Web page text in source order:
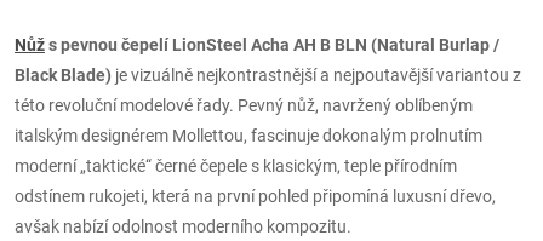
Nůžs pevnou čepelí LionSteel Acha AH B BLN (Natural Burlap /
Black Blade) je vizuálně nejkontrastnější a nejpoutavější variantou z
této revoluční modelové řady. Pevný nůž, navržený oblíbeným
italským designérem Mollettou, fascinuje dokonalým prolnutím
moderní „taktické“ černé čepele s klasickým, teple přírodním
odstínem rukojeti, která na první pohled připomíná luxusní dřevo,
avšak nabízí odolnost moderního kompozitu.